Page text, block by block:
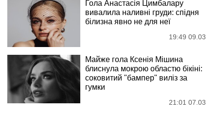
Гола Анастасія Цимбалару
вивалила наливні груди: спідня
білизна явно не для неї
19:49 09.03
Майже гола Ксенія Мішина
блиснула мокрою областю бікіні:
соковитий "бампер" виліз за
гумки
21:01 07.03